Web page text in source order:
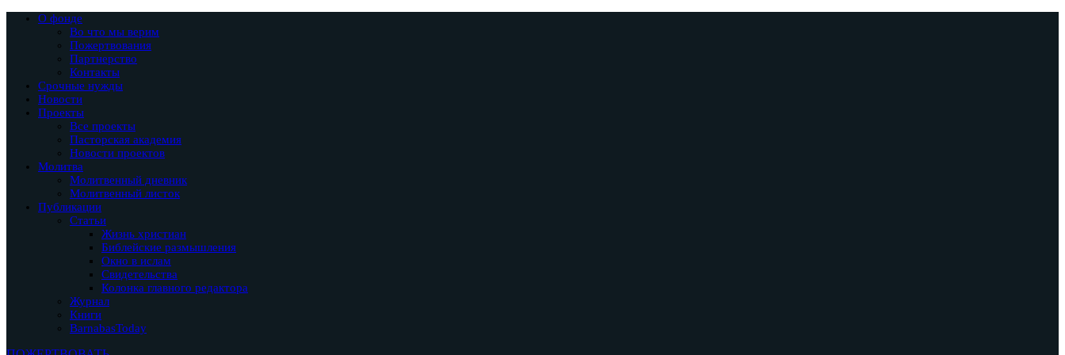
О фонде
Во что мы верим
Пожертвования
Партнерство
Контакты
Срочные нужды
Новости
Проекты
Все проекты
Пасторская академия
Новости проектов
Молитва
Молитвенный дневник
Молитвенный листок
Публикации
Статьи
Жизнь христиан
Библейские размышления
Окно в ислам
Свидетельства
Колонка главного редактора
Журнал
Книги
BarnabasToday